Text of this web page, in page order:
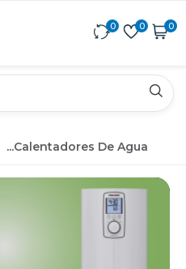
0 0 0
...Calentadores De Agua